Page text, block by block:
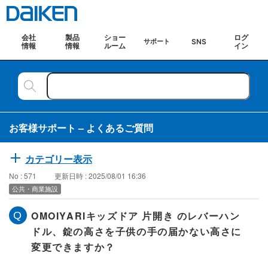
会社
情報
製品
情報
ショー
ルーム
サポート SNS
ログ
イン
お客様サポート – よくあるご質問
カテゴリー表示
No : 571 更新日時 : 2025/08/01 16:36
公共・商業施設
OMOIYARIキッズドア 片開き のレバーハン
ドル、錠の高さを子供の手の届かない高さに
変更できますか？